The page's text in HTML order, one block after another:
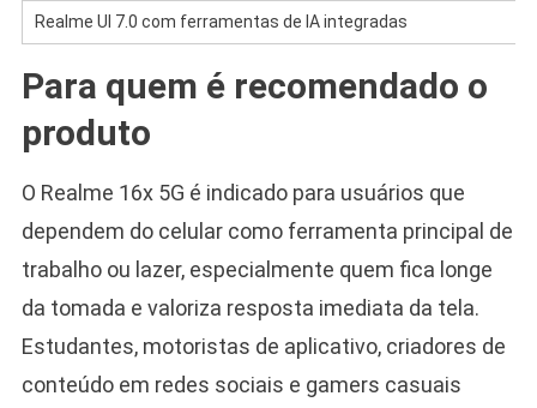
Realme UI 7.0 com ferramentas de IA integradas
Para quem é recomendado o
produto
O Realme 16x 5G é indicado para usuários que
dependem do celular como ferramenta principal de
trabalho ou lazer, especialmente quem fica longe
da tomada e valoriza resposta imediata da tela.
Estudantes, motoristas de aplicativo, criadores de
conteúdo em redes sociais e gamers casuais